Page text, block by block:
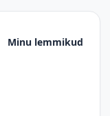
Minu lemmikud